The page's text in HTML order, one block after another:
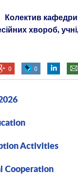
Колектив кафедри
хвороб,
0 0
Activities
Cooperation